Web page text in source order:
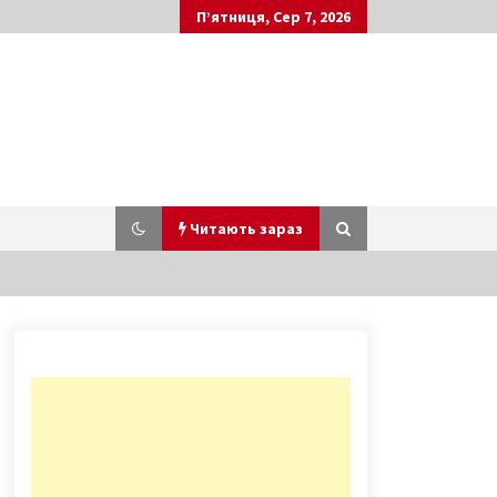
П’ятниця, Сер 7, 2026
Читають зараз